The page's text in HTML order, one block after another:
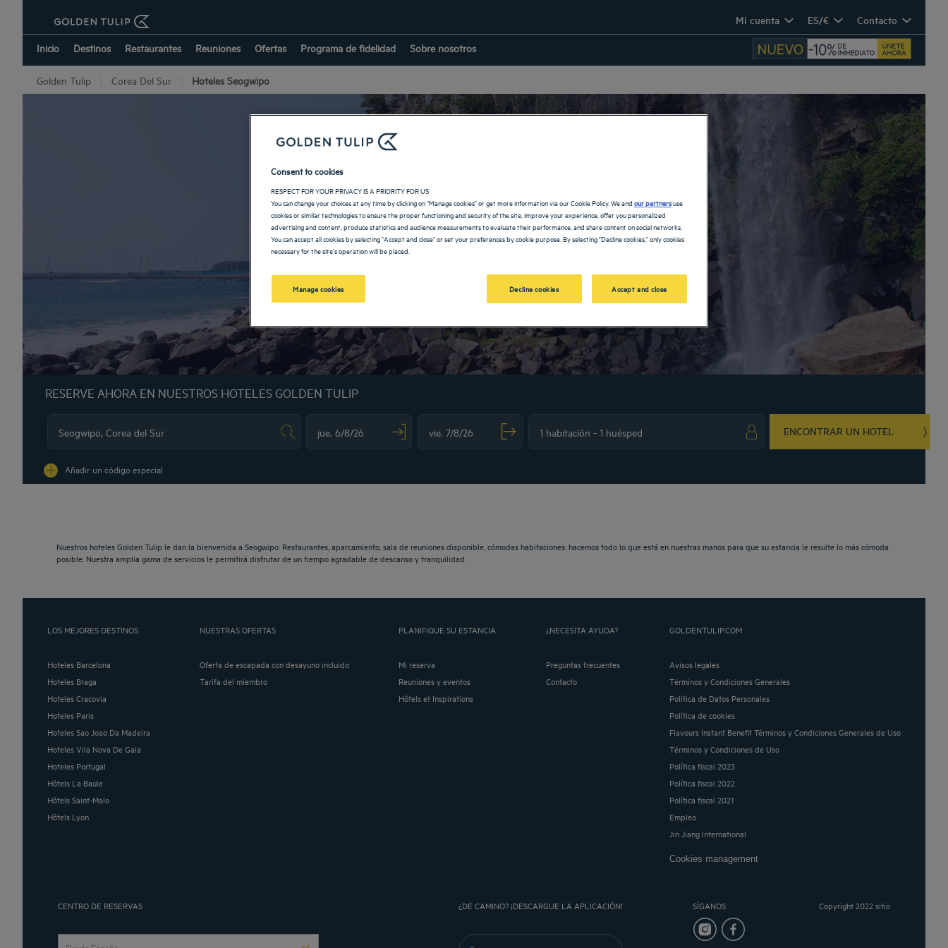
Mi cuenta ES/€ Contacto
Inicio Destinos Restaurantes Reuniones Ofertas Programa de fidelidad Sobre nosotros
Golden Tulip Corea Del Sur Hoteles Seogwipo
Hoteles en Seogwipo
RESERVE AHORA EN NUESTROS HOTELES GOLDEN TULIP
ENCONTRAR UN HOTEL
Añadir un código especial
Nuestros hoteles Golden Tulip le dan la bienvenida a Seogwipo. Restaurantes, aparcamiento, sala de reuniones disponible, cómodas habitaciones: hacemos todo lo que está en nuestras manos para que su estancia le resulte lo más cómoda
posible. Nuestra amplia gama de servicios le permitirá disfrutar de un tiempo agradable de descanso y tranquilidad.
LOS MEJORES DESTINOS
Hoteles Barcelona
Hoteles Braga
Hoteles Cracovia
Hoteles Paris
Hoteles Sao Joao Da Madeira
Hoteles Vila Nova De Gaia
Hoteles Portugal
Hôtels La Baule
Hôtels Saint-Malo
Hôtels Lyon
NUESTRAS OFERTAS
Oferta de escapada con desayuno incluido
Tarifa del miembro
PLANIFIQUE SU ESTANCIA
Mi reserva
Reuniones y eventos
Hôtels et Inspirations
¿NECESITA AYUDA?
Preguntas frecuentes
Contacto
GOLDENTULIP.COM
Avisos legales
Términos y Condiciones Generales
Política de Datos Personales
Política de cookies
Flavours Instant Benefit Términos y Condiciones Generales de Uso
Términos y Condiciones de Uso
Política fiscal 2023
Política fiscal 2022
Política fiscal 2021
Empleo
Jin Jiang International
Cookies management
CENTRO DE RESERVAS ¿DE CAMINO? ¡DESCARGUE LA APLICACIÓN! SÍGANOS Copyright 2022 sitio
Consent to cookies
RESPECT FOR YOUR PRIVACY IS A PRIORITY FOR US
You can change your choices at any time by clicking on "Manage cookies" or get more information via our Cookie Policy. We andour partnersuse
cookies or similar technologies to ensure the proper functioning and security of the site, improve your experience, offer you personalized
advertising and content, produce statistics and audience measurements to evaluate their performance, and share content on social networks.
You can accept all cookies by selecting "Accept and close" or set your preferences by cookie purpose. By selecting "Decline cookies," only cookies
necessary for the site's operation will be placed.
Manage cookies Decline cookies Accept and close